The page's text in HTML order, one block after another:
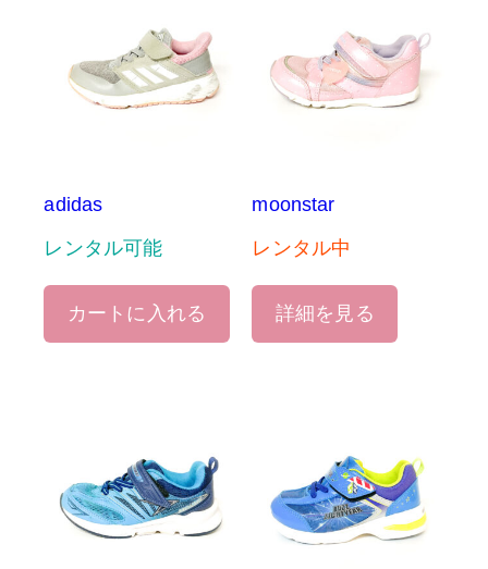
adidas
レンタル可能
カートに入れる
moonstar
レンタル中
詳細を見る